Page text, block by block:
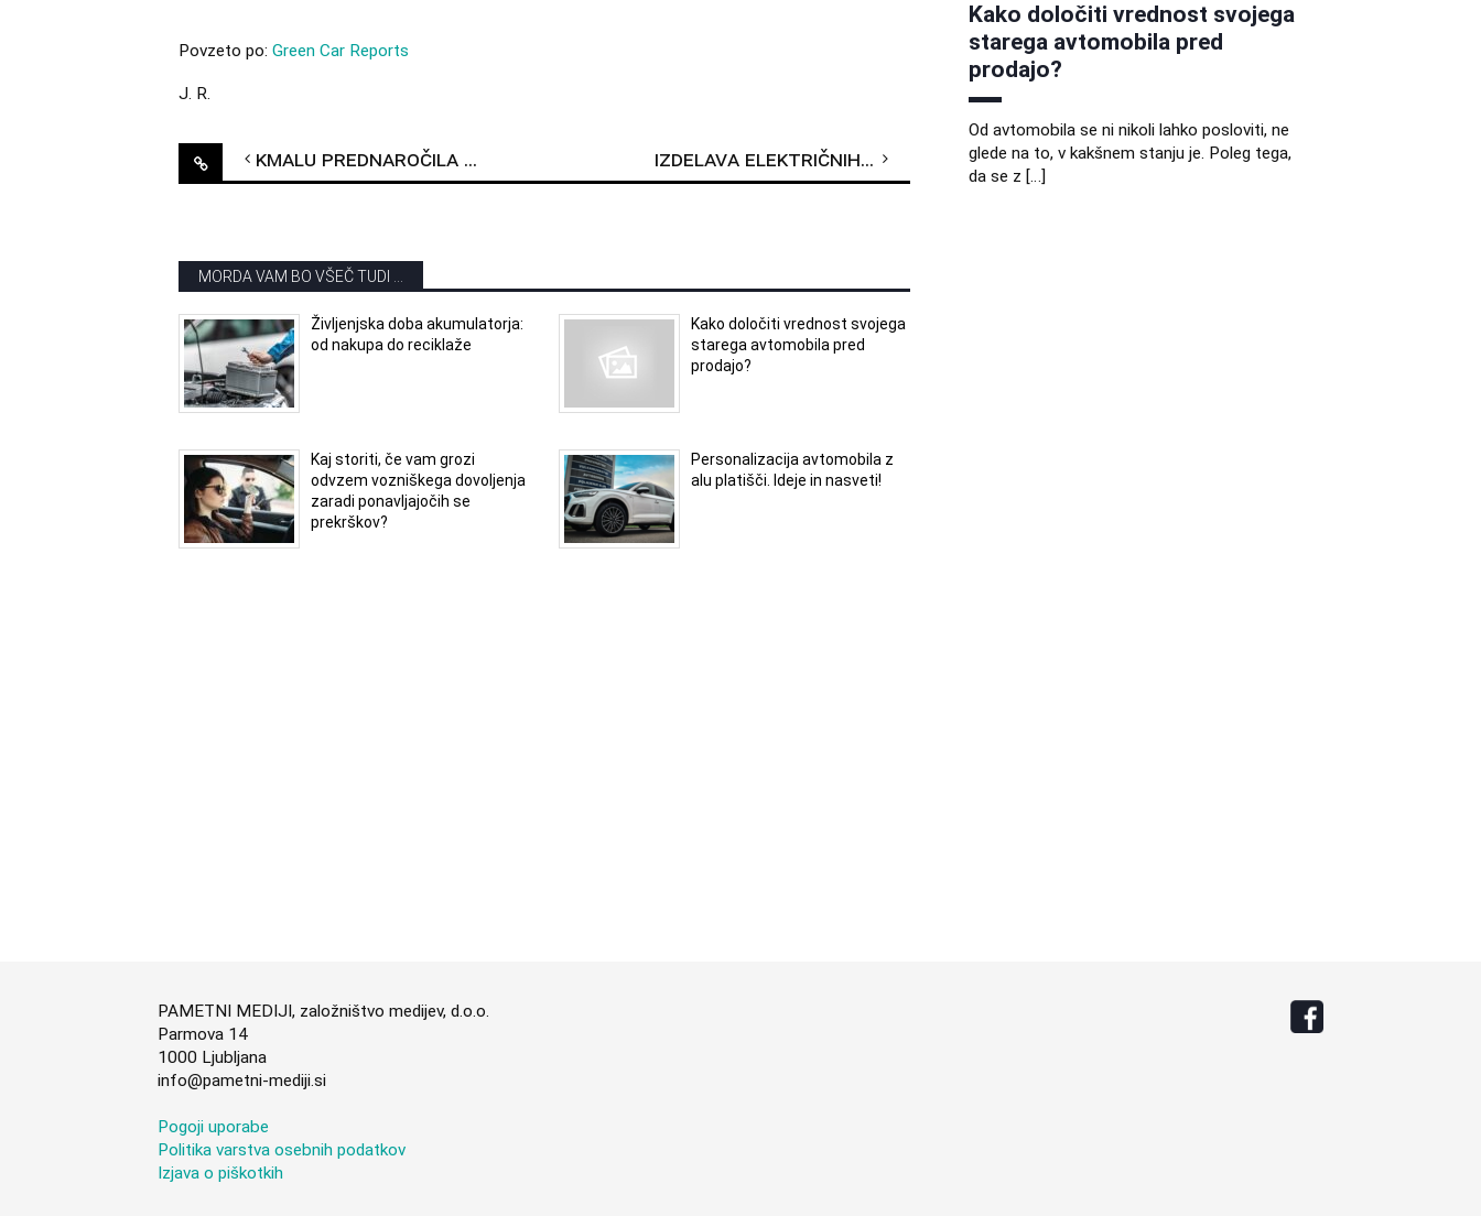
Povzeto po: Green Car Reports
J. R.
PostKmalu prednaročila za Volkswagen ID.4 Izdelava električnih vozil bo še dražja
MORDA VAM BO VŠEČ TUDI ...
Življenjska doba akumulatorja:
od nakupa do reciklaže
Kako določiti vrednost svojega
starega avtomobila pred
prodajo?
Kaj storiti, če vam grozi
odvzem vozniškega dovoljenja
zaradi ponavljajočih se
prekrškov?
Personalizacija avtomobila z
alu platišči. Ideje in nasveti!
Kako določiti vrednost svojega
starega avtomobila pred
prodajo?
Od avtomobila se ni nikoli lahko posloviti, ne
glede na to, v kakšnem stanju je. Poleg tega,
da se z […]
PAMETNI MEDIJI, založništvo medijev, d.o.o.
Parmova 14
1000 Ljubljana
info@pametni-mediji.si
Pogoji uporabe
Politika varstva osebnih podatkov
Izjava o piškotkih